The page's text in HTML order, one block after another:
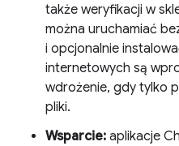
także weryfikacji w
można uruchamiać
i opcjonalnie
internetowych są
wdrożenie, gdy tylko
pliki.
Wsparcie: aplikacje